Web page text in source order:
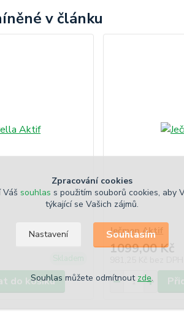
v článku
do košíku
Ječmen Aktif
1099,00 Kč
Zpracování cookies
souhlas s použitím souborů cookies, aby
týkající se Vašich zájmů.
Nastavení Souhlasím
Souhlas můžete odmítnout zde.